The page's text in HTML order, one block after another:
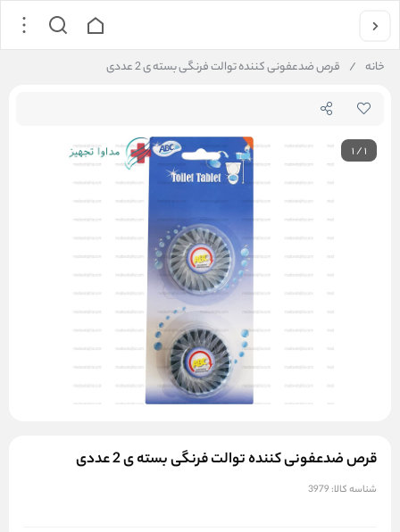
خانه / قرص ضدعفونی کننده توالت فرنگی بسته ی 2 عددی
1/1
قرص ضدعفونی کننده توالت فرنگی بسته ی 2 عددی
شناسه کالا: 3979